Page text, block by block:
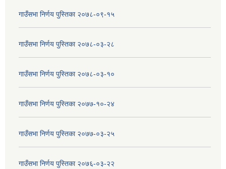
गाउँसभा निर्णय पुस्तिका २०७८-०९-१५
गाउँसभा निर्णय पुस्तिका २०७८-०३-२८
गाउँसभा निर्णय पुस्तिका २०७८-०३-१०
गाउँसभा निर्णय पुस्तिका २०७७-१०-२४
गाउँसभा निर्णय पुस्तिका २०७७-०३-२५
गाउँसभा निर्णय पुस्तिका २०७६-०३-२२